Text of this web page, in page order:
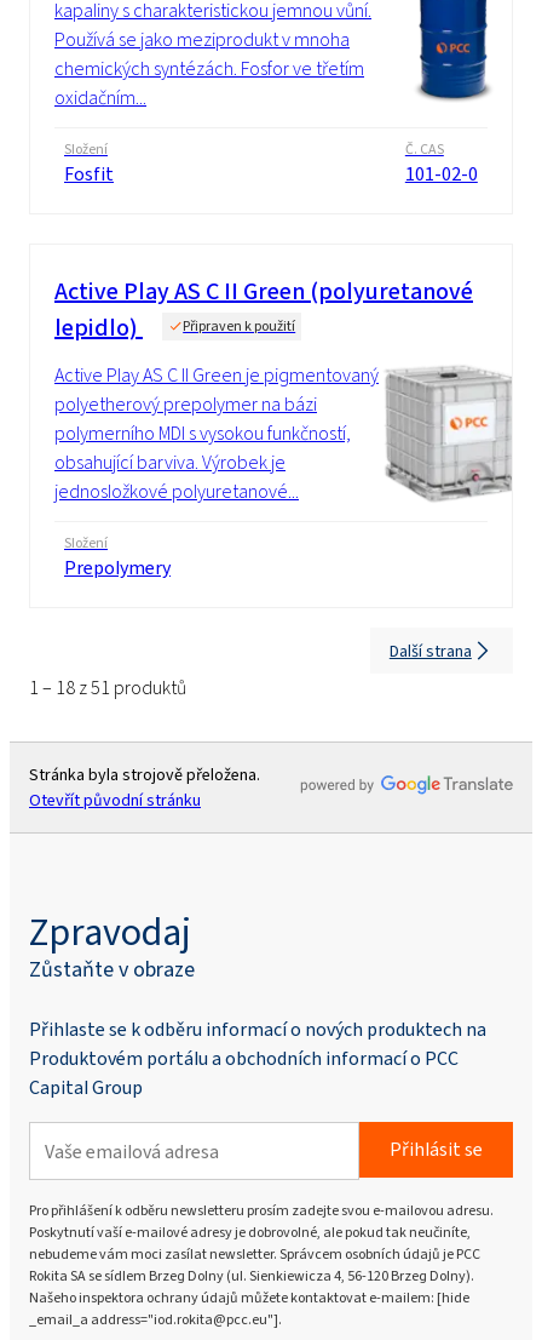
kapaliny s charakteristickou jemnou vůní.
Používá se jako meziprodukt v mnoha
chemických syntézách. Fosfor ve třetím
oxidačním...
Složení
Fosfit
Č. CAS
101-02-0
Active Play AS C II Green (polyuretanové
lepidlo)
Připraven k použití
Active Play AS C II Green je pigmentovaný
polyetherový prepolymer na bázi
polymerního MDI s vysokou funkčností,
obsahující barviva. Výrobek je
jednosložkové polyuretanové...
Složení
Prepolymery
1 – 18 z 51 produktů
Další strana
Stránka byla strojově přeložena.
Otevřít původní stránku
Zpravodaj
Zůstaňte v obraze
Přihlaste se k odběru informací o nových produktech na
Produktovém portálu a obchodních informací o PCC
Capital Group
Přihlásit se
Pro přihlášení k odběru newsletteru prosím zadejte svou e-mailovou adresu.
Poskytnutí vaší e-mailové adresy je dobrovolné, ale pokud tak neučiníte,
nebudeme vám moci zasílat newsletter. Správcem osobních údajů je PCC
Rokita SA se sídlem Brzeg Dolny (ul. Sienkiewicza 4, 56-120 Brzeg Dolny).
Našeho inspektora ochrany údajů můžete kontaktovat e-mailem: [hide
_email_a address="iod.rokita@pcc.eu"].